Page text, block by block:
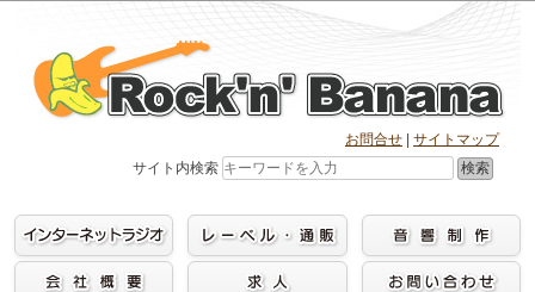
content
お問合せ
サイトマップ
サイト内検索
検索